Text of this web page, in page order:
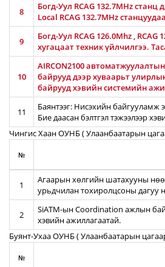
8
Богд-Уул RCAG 132.7MHz
Local RCAG 132.7MHz
9
Богд-Уул RCAG 126.0Mhz , RCAG
хугацаат техник үйлчилгээ.
10
AIRCON2100
байрууд дээр хуваарьт
байрууд хэвийн системийн
11
Баянтээг: Нисэхийн байгууламж
Бие даасан бэлтгэл тэжээлээр
Чингис Хаан ОУНБ ( Улаанбаатарын
№
1
Агаарын хөлгийн шатахууны
урьдчилан тохиролцсоны дагуу
2
SiATM-ын Coordination ажлын
хэвийн ажиллагаатай.
Буянт-Ухаа ОУНБ ( Улаанбаатарын
№